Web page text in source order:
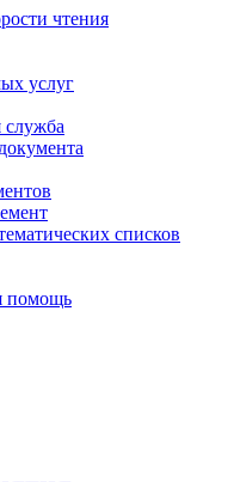
чтения
услуг
служба
списков
помощь